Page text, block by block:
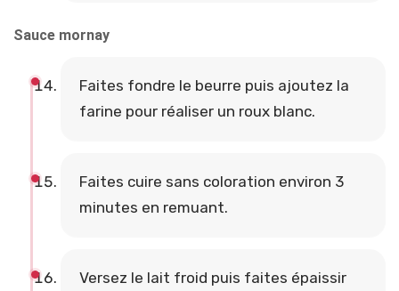
Sauce mornay
Faites fondre le beurre puis ajoutez la
farine pour réaliser un roux blanc.
Faites cuire sans coloration environ 3
minutes en remuant.
Versez le lait froid puis faites épaissir